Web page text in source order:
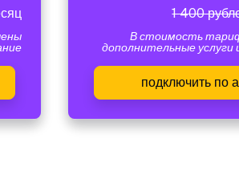
1 400
В стоимость
дополнительные услуги
подключить по